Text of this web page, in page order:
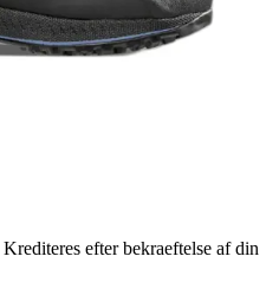
Krediteres efter bekraeftelse af din